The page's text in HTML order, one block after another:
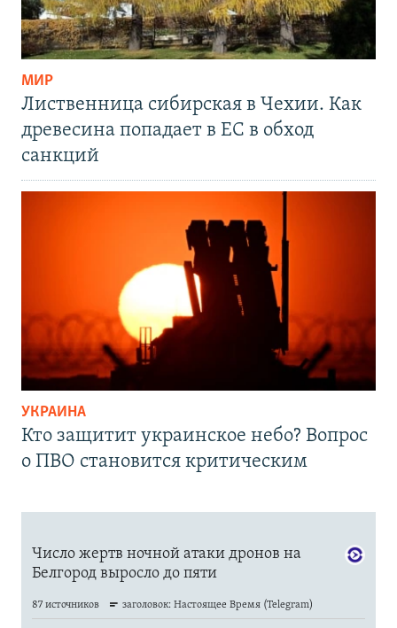
МИР
Лиственница сибирская в Чехии. Как
древесина попадает в ЕС в обход
санкций
УКРАИНА
Кто защитит украинское небо? Вопрос
о ПВО становится критическим